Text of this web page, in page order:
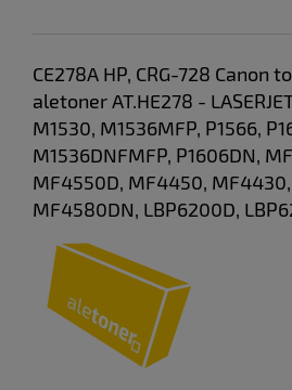
CE278A HP, CRG-728 Canon
aletoner AT.HE278 -
M1530, M1536MFP, P1566,
M1536DNFMFP, P1606DN,
MF4550D, MF4450,
MF4580DN, LBP6200D,